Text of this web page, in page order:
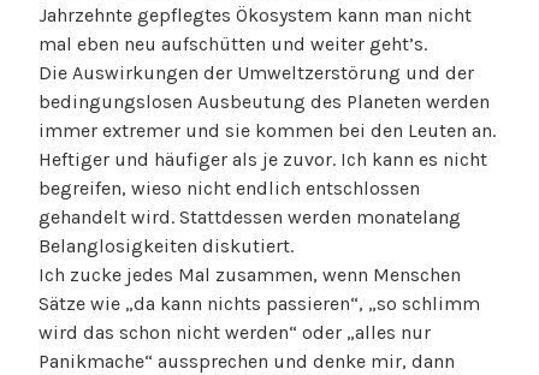
Jahrzehnte gepflegtes Ökosystem kann man nicht
mal eben neu aufschütten und weiter geht’s.
Die Auswirkungen der Umweltzerstörung und der
bedingungslosen Ausbeutung des Planeten werden
immer extremer und sie kommen bei den Leuten an.
Heftiger und häufiger als je zuvor. Ich kann es nicht
begreifen, wieso nicht endlich entschlossen
gehandelt wird. Stattdessen werden monatelang
Belanglosigkeiten diskutiert.
Ich zucke jedes Mal zusammen, wenn Menschen
Sätze wie „da kann nichts passieren“, „so schlimm
wird das schon nicht werden“ oder „alles nur
Panikmache“ aussprechen und denke mir, dann